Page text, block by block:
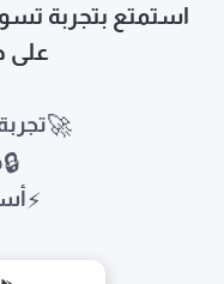
استمتع بتجربة
على
🚀
🔒
⚡